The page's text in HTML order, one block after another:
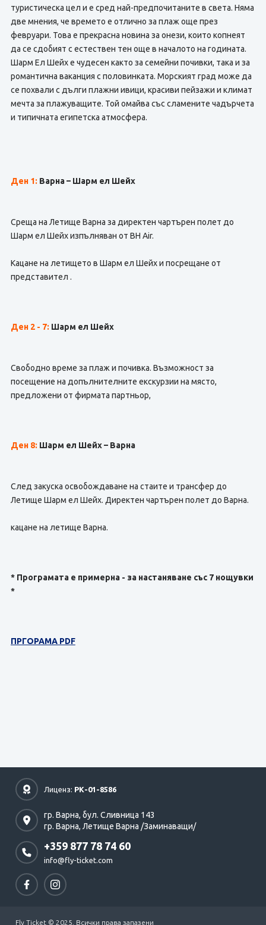
туристическа цел и е сред най-предпочитаните в света. Няма
две мнения, че времето е отлично за плаж още през
февруари. Това е прекрасна новина за онези, които копнеят
да се сдобият с естествен тен още в началото на годината.
Шарм Ел Шейх е чудесен както за семейни почивки, така и за
романтична ваканция с половинката. Морският град може да
се похвали с дълги плажни ивици, красиви пейзажи и климат
мечта за плажуващите. Той омайва със сламените чадърчета
и типичната египетска атмосфера.
Ден 1: Варна – Шарм ел Шейх
Среща на Летище Варна за директен чартърен полет до
Шарм ел Шейх изпълняван от BH Air.
Кацане на летището в Шарм ел Шейх и посрещане от
представител .
Ден 2 - 7: Шарм ел Шейх
Свободно време за плаж и почивка. Възможност за
посещение на допълнителните екскурзии на място,
предложени от фирмата партньор,
Ден 8: Шарм ел Шейх – Варна
След закуска освобождаване на стаите и трансфер до
Летище Шарм ел Шейх. Директен чартърен полет до Варна.
кацане на летище Варна.
* Програмата е примерна - за настаняване със 7 нощувки
*
ПРГОРАМА PDF
Лиценз: РК-01-8586
гр. Варна, бул. Сливница 143
гр. Варна, Летище Варна /Заминаващи/
+359 877 78 74 60
info@fly-ticket.com
Fly Ticket © 2025. Всички права запазени